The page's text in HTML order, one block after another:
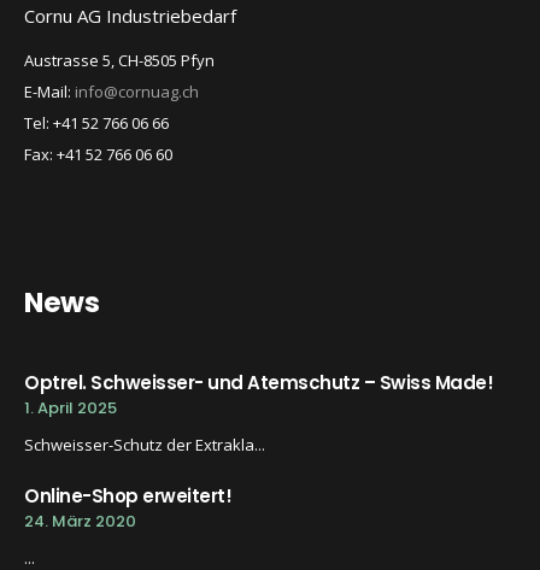
Cornu AG Industriebedarf
Austrasse 5, CH-8505 Pfyn
E-Mail: info@cornuag.ch
Tel: +41 52 766 06 66
Fax: +41 52 766 06 60
News
Optrel. Schweisser- und Atemschutz – Swiss Made!
1. April 2025
Schweisser-Schutz der Extrakla...
Online-Shop erweitert!
24. März 2020
...